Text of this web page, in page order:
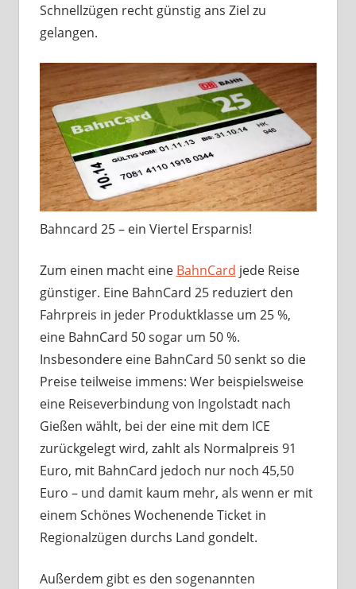
Schnellzügen recht günstig ans Ziel zu
gelangen.
Bahncard 25 – ein Viertel Ersparnis!
Zum einen macht eine BahnCard jede Reise
günstiger. Eine BahnCard 25 reduziert den
Fahrpreis in jeder Produktklasse um 25 %,
eine BahnCard 50 sogar um 50 %.
Insbesondere eine BahnCard 50 senkt so die
Preise teilweise immens: Wer beispielsweise
eine Reiseverbindung von Ingolstadt nach
Gießen wählt, bei der eine mit dem ICE
zurückgelegt wird, zahlt als Normalpreis 91
Euro, mit BahnCard jedoch nur noch 45,50
Euro – und damit kaum mehr, als wenn er mit
einem Schönes Wochenende Ticket in
Regionalzügen durchs Land gondelt.
Außerdem gibt es den sogenannten